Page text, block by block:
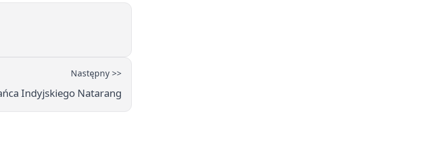
Następny >>
Indyjskiego Natarang